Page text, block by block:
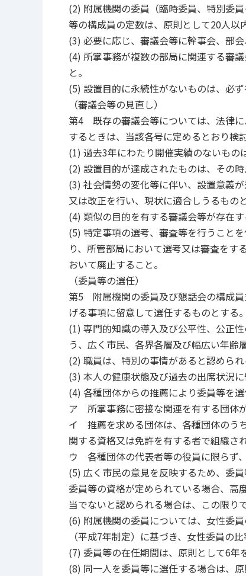
(2) 附属機関の委員（臨時委員、特別委
等の構成員の定数は、原則として20人以
(3) 必要に応じ、審議会等に幹事会、部
(4) 所掌事務が複数の部局に関連する審
と。
(5) 設置目的に永続性がないものは、必ず
（審議会等の見直し）
第4 既存の審議会等については、法律に
するときは、当該各号に定めるとおり検
(1) 過去3年にわたり開催実績のないもの
(2) 設置目的が達成されたものは、その時
(3) 社会情勢の変化等に伴い、設置意義
又は改正を行い、現状に適合しうるもの
(4) 類似の目的を有する審議会等が存在
(5) 特定事項の選考、審査等を行うこと
り、所管部局において選考又は審査を
おいて廃止すること。
（委員等の選任）
第5 附属機関の委員及び懇話会の構成員
げる事項に留意して選任するものとする。
(1) 専門的知識の導入及び公平性、公正
う、広く市民、各界各層及び幅広い年齢
(2) 職員は、特別の事情があると認めら
(3) 本人の健康状態及び過去の出席状況
(4) 各種団体からの推薦により委員等を
ア 所掌事務に密接な関連を有する団体
イ 推薦を求める団体は、各種団体のう
関する資格又は免許を有する者で組織さ
ウ 各種団体の代表者等の役員に限らず
(5) 広く市民の意見を反映するため、委
委員等の資格が定められている場合、高
当でないと認められる場合は、この限り
(6) 附属機関の委員については、女性委
（平成7年制定）に基づき、女性委員の
(7) 委員等の在任期間は、原則として6年
(8) 同一人を委員等に選任する場合は、